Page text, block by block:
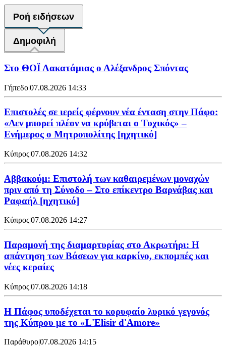
Ροή ειδήσεων
Δημοφιλή
Στο ΘΟΪ Λακατάμιας ο Αλέξανδρος Σπόντας
Γήπεδο|07.08.2026 14:33
Επιστολές σε ιερείς φέρνουν νέα ένταση στην Πάφο:
«Δεν μπορεί πλέον να κρύβεται ο Τυχικός» –
Ενήμερος ο Μητροπολίτης [ηχητικό]
Κύπρος|07.08.2026 14:32
Αββακούμ: Επιστολή των καθαιρεμένων μοναχών
πριν από τη Σύνοδο – Στο επίκεντρο Βαρνάβας και
Ραφαήλ [ηχητικό]
Κύπρος|07.08.2026 14:27
Παραμονή της διαμαρτυρίας στο Ακρωτήρι: Η
απάντηση των Βάσεων για καρκίνο, εκπομπές και
νέες κεραίες
Κύπρος|07.08.2026 14:18
Η Πάφος υποδέχεται το κορυφαίο λυρικό γεγονός
της Κύπρου με το «L'Elisir d'Amore»
Παράθυρο|07.08.2026 14:15